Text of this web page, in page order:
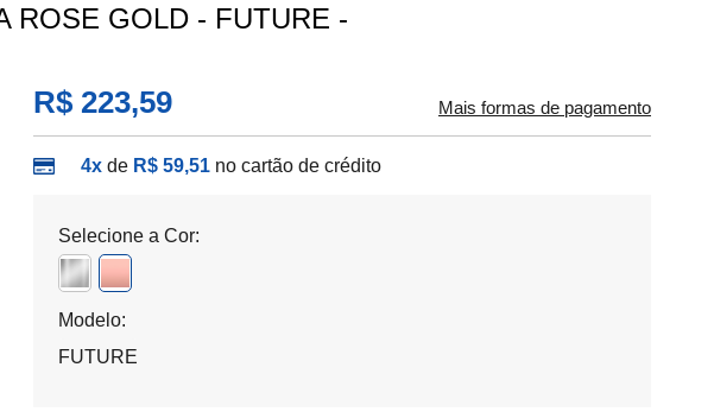
ROSE GOLD - FUTURE -
R$ 223,59 Mais formas de pagamento
4x de R$ 59,51 no cartão de crédito
Selecione a Cor:
Modelo:
FUTURE